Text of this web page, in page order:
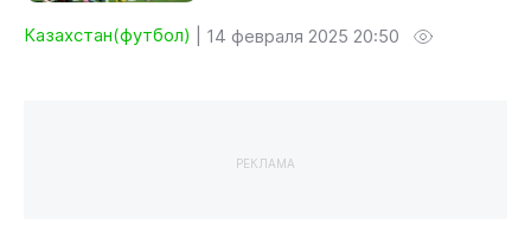
Казахстан(футбол) 14 февраля 2025 20:50
РЕКЛАМА